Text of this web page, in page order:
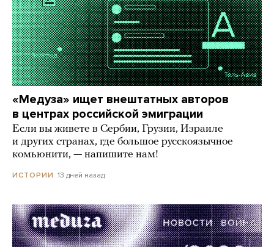
«Медуза» ищет внештатных авторов
в центрах российской эмиграции
Если вы живете в Сербии, Грузии, Израиле
и других странах, где большое русскоязычное
комьюнити, — напишите нам!
ИСТОРИИ 13 дней назад